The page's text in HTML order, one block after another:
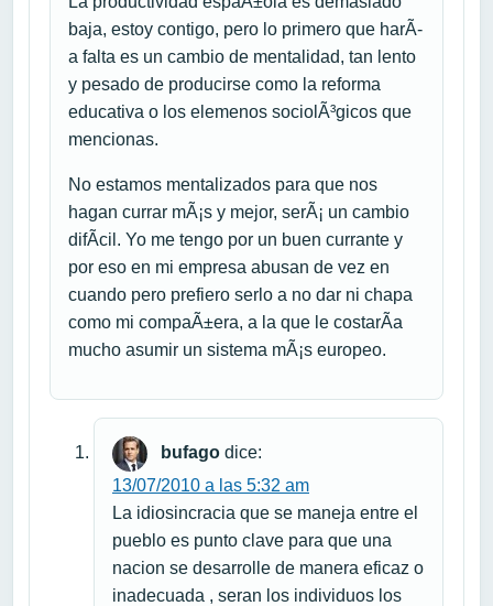
baja, estoy contigo, pero lo primero que harÃ­
a falta es un cambio de mentalidad, tan lento
y pesado de producirse como la reforma
educativa o los elemenos sociolÃ³gicos que
mencionas.
No estamos mentalizados para que nos
hagan currar mÃ¡s y mejor, serÃ¡ un cambio
difÃ­cil. Yo me tengo por un buen currante y
por eso en mi empresa abusan de vez en
cuando pero prefiero serlo a no dar ni chapa
como mi compaÃ±era, a la que le costarÃ­a
mucho asumir un sistema mÃ¡s europeo.
bufago dice:
13/07/2010 a las 5:32 am
La idiosincracia que se maneja entre el
pueblo es punto clave para que una
nacion se desarrolle de manera eficaz o
inadecuada , seran los individuos los